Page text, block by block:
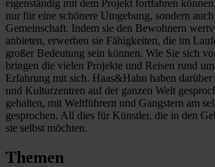
eigenständig mit dem Projekt fortfahren
nur für eine schönere Umgebung, sondern
Gemeinschaft. Indem sie den Bewohnern
anbieten, erwerben sie Fähigkeiten, die im
großer Bedeutung sein können. Wie Sie sich
bringen die vielen Projekte und Reisen rund
Erfahrung mit sich. Haas&Hahn haben
und Kulturzentren auf der ganzen Welt
gehalten, mit Weltführern und Gangstern am
gesprochen. All dies für Künstler, die in den
sie selbst möchten.
Themen